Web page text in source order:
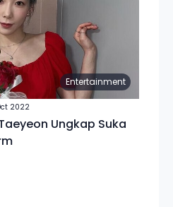
Entertainment
2022
Ungkap Suka